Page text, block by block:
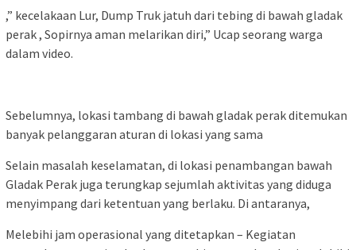
,” kecelakaan Lur, Dump Truk jatuh dari tebing di bawah gladak
perak , Sopirnya aman melarikan diri,” Ucap seorang warga
dalam video.
Sebelumnya, lokasi tambang di bawah gladak perak ditemukan
banyak pelanggaran aturan di lokasi yang sama
Selain masalah keselamatan, di lokasi penambangan bawah
Gladak Perak juga terungkap sejumlah aktivitas yang diduga
menyimpang dari ketentuan yang berlaku. Di antaranya,
Melebihi jam operasional yang ditetapkan – Kegiatan